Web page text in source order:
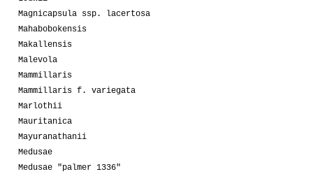
Magnicapsula ssp. lacertosa
Mahabobokensis
Makallensis
Malevola
Mammillaris
Mammillaris f. variegata
Marlothii
Mauritanica
Mayuranathanii
Medusae
Medusae "palmer 1336"